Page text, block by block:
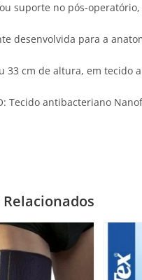
suporte no pós-
desenvolvida para a
33 cm de altura, em
Tecido antibacteriano